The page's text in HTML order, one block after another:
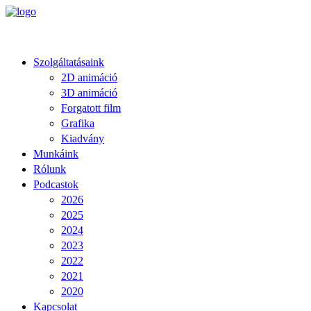
Szolgáltatásaink
2D animáció
3D animáció
Forgatott film
Grafika
Kiadvány
Munkáink
Rólunk
Podcastok
2026
2025
2024
2023
2022
2021
2020
Kapcsolat